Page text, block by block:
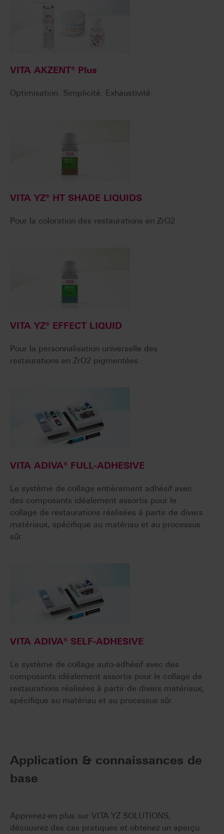
VITA AKZENT® Plus
Optimisation. Simplicité. Exhaustivité.
VITA YZ® HT SHADE LIQUIDS
Pour la coloration des restaurations en ZrO2.
VITA YZ® EFFECT LIQUID
Pour la personnalisation universelle des
restaurations en ZrO2 pigmentées.
VITA ADIVA® FULL-ADHESIVE
Le système de collage entièrement adhésif avec
des composants idéalement assortis pour le
collage de restaurations réalisées à partir de divers
matériaux, spécifique au matériau et au processus
sûr.
VITA ADIVA® SELF-ADHESIVE
Le système de collage auto-adhésif avec des
composants idéalement assortis pour le collage de
restaurations réalisées à partir de divers matériaux,
spécifique au matériau et au processus sûr.
Application & connaissances de
base
Apprenez-en plus sur VITA YZ SOLUTIONS,
découvrez des cas pratiques et obtenez un aperçu